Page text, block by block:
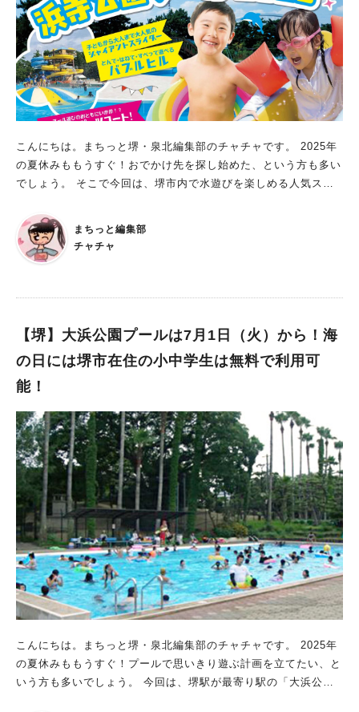
ちが自ら考えて商品を販売するフリマイベントを開催されます。
値段を決めたり、お客様とやりとりしたりと、実際にお店を運営
することで、子どもたちはお金の大切さやコミュニケーションの
コツを自然と学べるそうです。 さらに、1ブース100円の出店料
は「堺市はなみどり基金」に全額寄附され、堺市の美しい花や緑
を守る活動に役立てられます。 出店ブースは満員ですが、お買
い物は誰でも参加できるので、ぜひ個性あふれるお店に行ってみ
0時まで夜間開園予定 入場料：無料 ※支払いが必要な店舗もあ
ります ※一部事前予約あり ※2025年度 堺市と関西大学との地域
連携事業 夜の植物園で、わくわくする夏まつりに参加できま
のイベントが盛りだくさんの、❝堺市都市緑化センター❞。 この
他にも、夏休みのイベントを企画されているとのこと！ また、
イベント時以外、緑化ホールが自習コーナー（7/23〜8/23）にも
てくださいね。 ※画像はすべて施設提供
こんにちは。まちっと堺・泉北編集部のチャチャです。 2025年
の夏休みももうすぐ！おでかけ先を探し始めた、という方も多い
でしょう。 そこで今回は、堺市内で水遊びを楽しめる人気スポ
期間：2025年7月12日（土）～8月24日（日）、8月30日
（土）、8月31日(日)※期間中無休 【7月5日（土）、7月6日
（日）はプレオープン】 営業時間：9時30分～18時 （※入場は1
から子どもプールまで！ 今年も、浜寺公園プールのオープンが
スライダー」や、とんだり滑ったりできるぷにぷにの「バブルヒ
ル」、水位40センチまでの「子どもプール」など、小さなお子さ
を盛り上げる「ビーチスポーツコート」も！ これは、楽しい夏
が始まる予感がしますね。 堺市内でプールを楽しめるのは最
高！ 堺市内でプールを楽しめる最高のスポット、「浜寺公園プ
ール」をご紹介しました。 2025年7月12日（土）には、本格的
に営業がスタート。 家族や友達と気軽に水遊びを楽しめる場所
なので、ぜひ行ってみてくださいね。 行く前には注意事項を確
認し、「子どもから目を離さない」など、係りの方の指示に従っ
て安全に楽しみましょう。 ※画像は全て施設提供
まちっと編集部
チャチャ
【堺】大浜公園プールは7月1日（火）から！海
の日には堺市在住の小中学生は無料で利用可
能！
こんにちは。まちっと堺・泉北編集部のチャチャです。 2025年
の夏休みももうすぐ！プールで思いきり遊ぶ計画を立てたい、と
いう方も多いでしょう。 今回は、堺駅が最寄り駅の「大浜公園